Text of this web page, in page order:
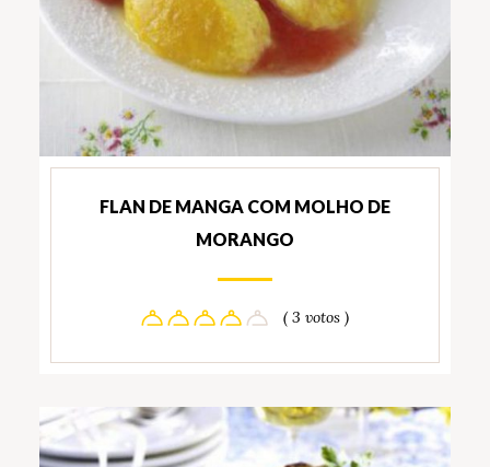
FLAN DE MANGA COM MOLHO DE
MORANGO
( 3 votos )